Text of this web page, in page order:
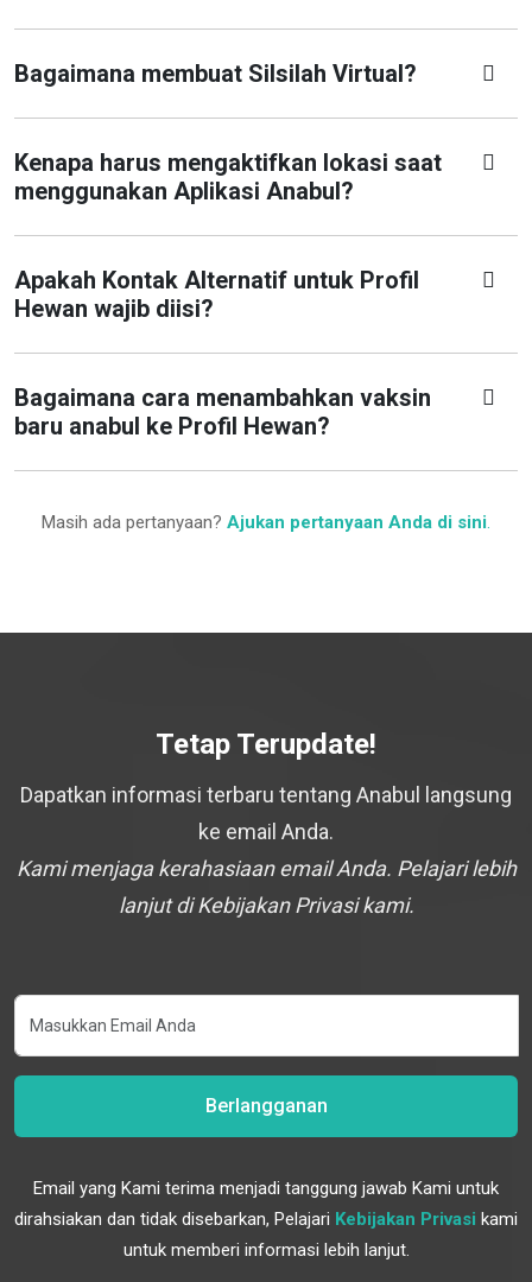
Bagaimana membuat Silsilah Virtual?
Kenapa harus mengaktifkan lokasi saat
menggunakan Aplikasi Anabul?
Apakah Kontak Alternatif untuk Profil
Hewan wajib diisi?
Bagaimana cara menambahkan vaksin
baru anabul ke Profil Hewan?
Masih ada pertanyaan? Ajukan pertanyaan Anda di sini.
Tetap Terupdate!
Dapatkan informasi terbaru tentang Anabul langsung
ke email Anda.
Kami menjaga kerahasiaan email Anda. Pelajari lebih
lanjut di Kebijakan Privasi kami.
Berlangganan
Email yang Kami terima menjadi tanggung jawab Kami untuk
dirahsiakan dan tidak disebarkan, Pelajari Kebijakan Privasi kami
untuk memberi informasi lebih lanjut.